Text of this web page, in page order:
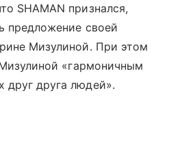
SHAMAN признался,
предложение своей
Мизулиной. При этом
«гармоничным
друга людей».